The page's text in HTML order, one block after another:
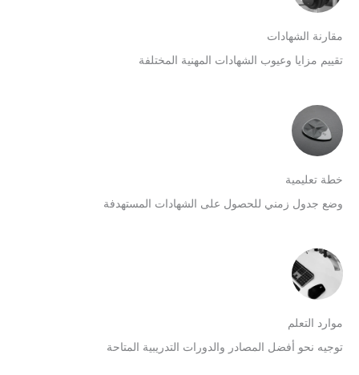
الشهادات
مزايا وعيوب الشهادات المهنية المختلفة
تعليمية
جدول زمني للحصول على الشهادات المستهدفة
التعلم
نحو أفضل المصادر والدورات التدريبية المتاحة